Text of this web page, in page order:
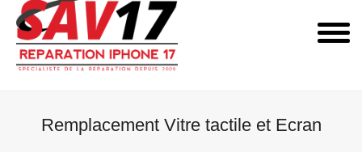
content
Remplacement Vitre tactile et Ecran